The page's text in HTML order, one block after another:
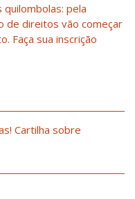
quilombolas: pela
de direitos vão começar
Faça sua inscrição
Cartilha sobre